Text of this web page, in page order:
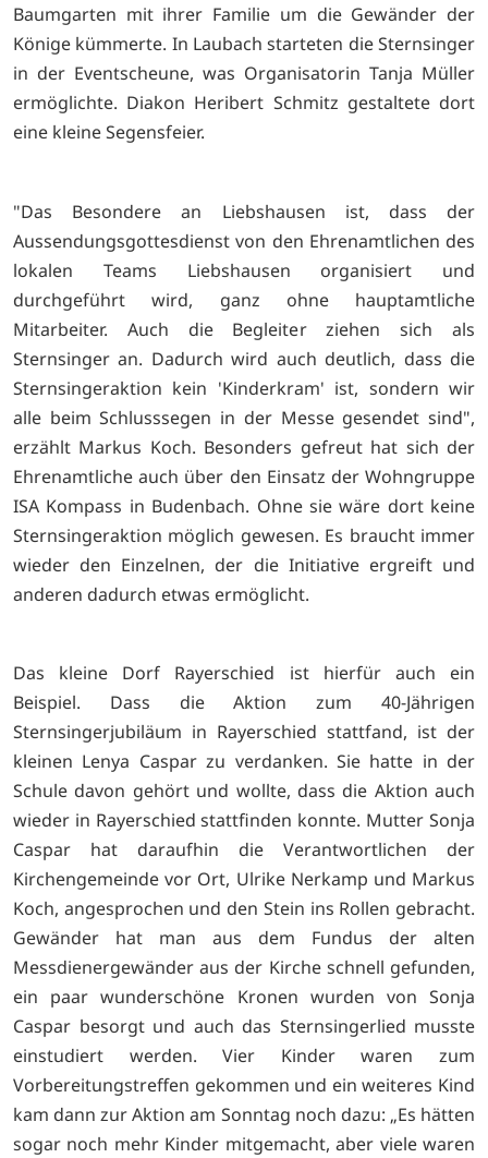
Baumgarten mit ihrer Familie um die Gewänder der
Könige kümmerte. In Laubach starteten die Sternsinger
in der Eventscheune, was Organisatorin Tanja Müller
ermöglichte. Diakon Heribert Schmitz gestaltete dort
eine kleine Segensfeier.
"Das Besondere an Liebshausen ist, dass der
Aussendungsgottesdienst von den Ehrenamtlichen des
lokalen Teams Liebshausen organisiert und
durchgeführt wird, ganz ohne hauptamtliche
Mitarbeiter. Auch die Begleiter ziehen sich als
Sternsinger an. Dadurch wird auch deutlich, dass die
Sternsingeraktion kein 'Kinderkram' ist, sondern wir
alle beim Schlusssegen in der Messe gesendet sind",
erzählt Markus Koch. Besonders gefreut hat sich der
Ehrenamtliche auch über den Einsatz der Wohngruppe
ISA Kompass in Budenbach. Ohne sie wäre dort keine
Sternsingeraktion möglich gewesen. Es braucht immer
wieder den Einzelnen, der die Initiative ergreift und
anderen dadurch etwas ermöglicht.
Das kleine Dorf Rayerschied ist hierfür auch ein
Beispiel. Dass die Aktion zum 40-Jährigen
Sternsingerjubiläum in Rayerschied stattfand, ist der
kleinen Lenya Caspar zu verdanken. Sie hatte in der
Schule davon gehört und wollte, dass die Aktion auch
wieder in Rayerschied stattfinden konnte. Mutter Sonja
Caspar hat daraufhin die Verantwortlichen der
Kirchengemeinde vor Ort, Ulrike Nerkamp und Markus
Koch, angesprochen und den Stein ins Rollen gebracht.
Gewänder hat man aus dem Fundus der alten
Messdienergewänder aus der Kirche schnell gefunden,
ein paar wunderschöne Kronen wurden von Sonja
Caspar besorgt und auch das Sternsingerlied musste
einstudiert werden. Vier Kinder waren zum
Vorbereitungstreffen gekommen und ein weiteres Kind
kam dann zur Aktion am Sonntag noch dazu: „Es hätten
sogar noch mehr Kinder mitgemacht, aber viele waren